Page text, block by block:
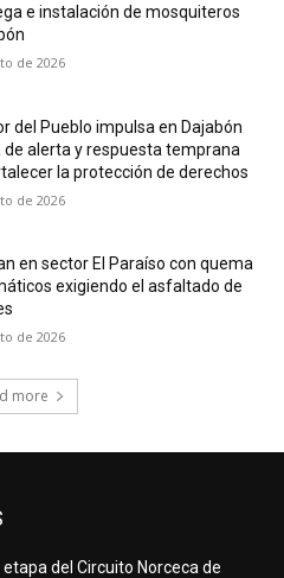
e instalación de mosquiteros
de 2026
del Pueblo impulsa en Dajabón
de alerta y respuesta temprana
la protección de derechos
de 2026
en sector El Paraíso con quema
exigiendo el asfaltado de
de 2026
more
etapa del Circuito Norceca de